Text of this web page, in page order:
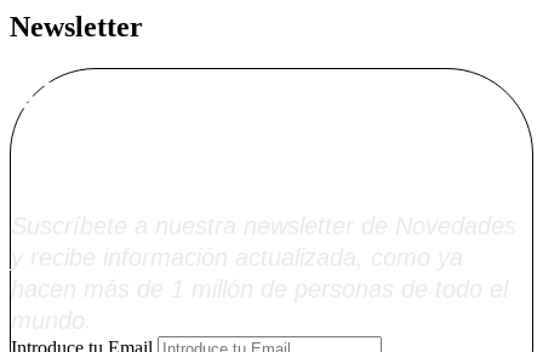
Newsletter
Alta Boletín
Introduce tu Email